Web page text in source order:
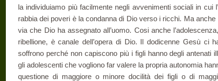
la individuiamo più facilmente negli avvenimenti sociali in cui
rabbia dei poveri è la condanna di Dio verso i ricchi. Ma
via che Dio ha assegnato all’uomo. Cosi anche
ribellione, è canale dell’opera di Dio. Il dodi­cenne Gesù ci
soffrono perché non capiscono più i figli hanno degli antenati
gli adolescenti che vogliono far valere la propria autonomia
questione di maggiore o minore docilità dei figli o di